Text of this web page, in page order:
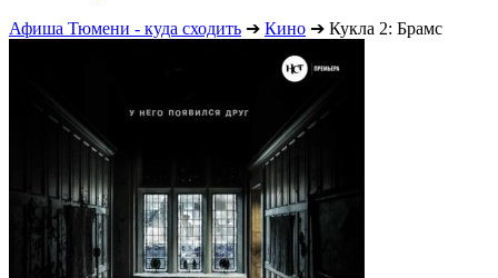
Афиша Тюмени - куда сходить ➔ Кино ➔ Кукла 2: Брамс